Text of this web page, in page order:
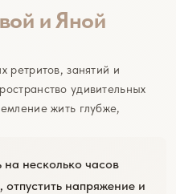
и Яной
ретритов, занятий и
удивительных
жить глубже,
несколько часов
напряжение и